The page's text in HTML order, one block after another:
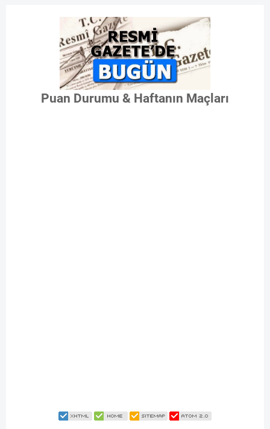
Puan Durumu & Haftanın Maçları